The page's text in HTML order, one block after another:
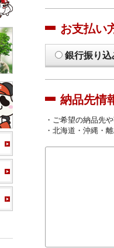
お支払い
銀行振り込
納品先情
・ご希望の納品先
・北海道・沖縄・